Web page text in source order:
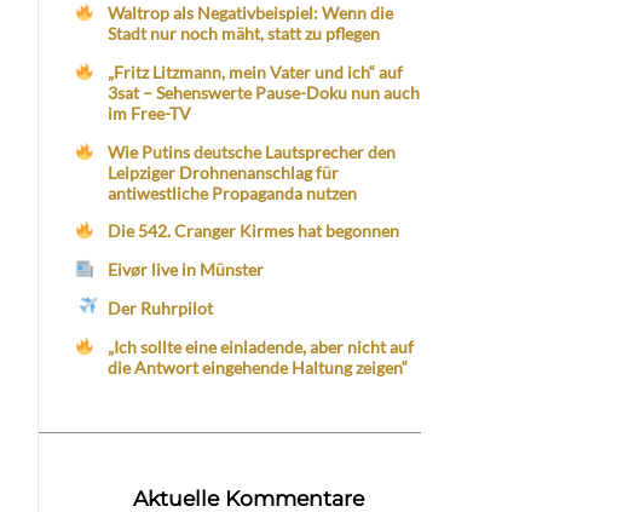
Waltrop als Negativbeispiel: Wenn die
Stadt nur noch mäht, statt zu pflegen
„Fritz Litzmann, mein Vater und ich“ auf
3sat – Sehenswerte Pause-Doku nun auch
im Free-TV
Wie Putins deutsche Lautsprecher den
Leipziger Drohnenanschlag für
antiwestliche Propaganda nutzen
Die 542. Cranger Kirmes hat begonnen
Eivør live in Münster
Der Ruhrpilot
„Ich sollte eine einladende, aber nicht auf
die Antwort eingehende Haltung zeigen“
Aktuelle Kommentare